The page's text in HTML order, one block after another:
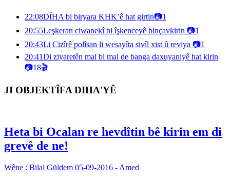
22:08DÎHA bi biryara KHK’ê hat girtin📷1
20:55Leşkeran ciwanekî bi îşkenceyê binçavkirin 📷1
20:43Li Cizîrê polîsan li wesayîta sivîl xist û reviya 📷1
20:41Di ziyaretên mal bi mal de banga daxuyaniyê hat kirin
📷18🎬
JI OBJEKTÎFA DIHA'YÊ
Heta bi Ocalan re hevdîtin bê kirin em di
grevê de ne!
Wêne : Bilal Güldem 05-09-2016 - Amed